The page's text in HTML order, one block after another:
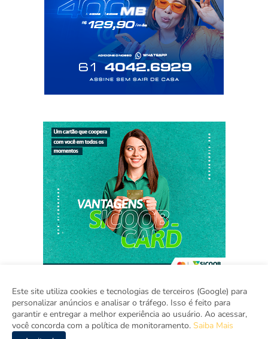
Home Sobre Contato Mídia Kit
Este site utiliza cookies e tecnologias de terceiros (Google) para
personalizar anúncios e analisar o tráfego. Isso é feito para
garantir e entregar a melhor experiência ao usuário. Ao acessar,
você concorda com a política de monitoramento. Saiba Mais